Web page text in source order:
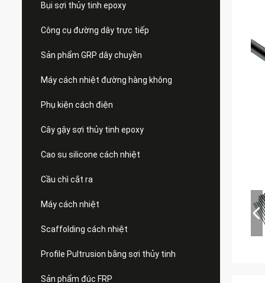
Bụi sợi thủy tinh epoxy
Công cụ đường dây trực tiếp
Sản phẩm GRP dây chuyền
Máy cách nhiệt đường hàng không
Phụ kiện cách điện
Cây gậy sợi thủy tinh epoxy
Cao su silicone cách nhiệt
Cầu chì cắt ra
Máy cách nhiệt
Scaffolding cách nhiệt
Profile Pultrusion bằng sợi thủy tinh
Sản phẩm đúc FRP